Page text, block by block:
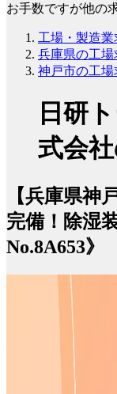
お手数ですが他の
工場・製造業
兵庫県の工場
神戸市の工場
日研
式会
【兵庫県神
完備！除湿
No.8A653》